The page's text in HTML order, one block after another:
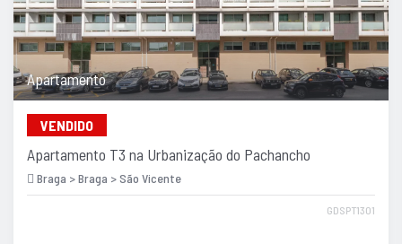
Apartamento
VENDIDO
Apartamento T3 na Urbanização do Pachancho
Braga > Braga > São Vicente
GDSPT1301